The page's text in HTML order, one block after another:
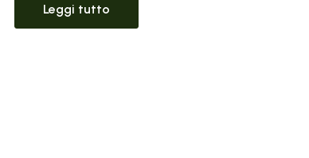
Leggi tutto